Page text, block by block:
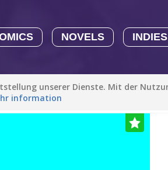
NOVELS INDIES
unserer Dienste. Mit der
information
Happy 47 Birthday, Pou.